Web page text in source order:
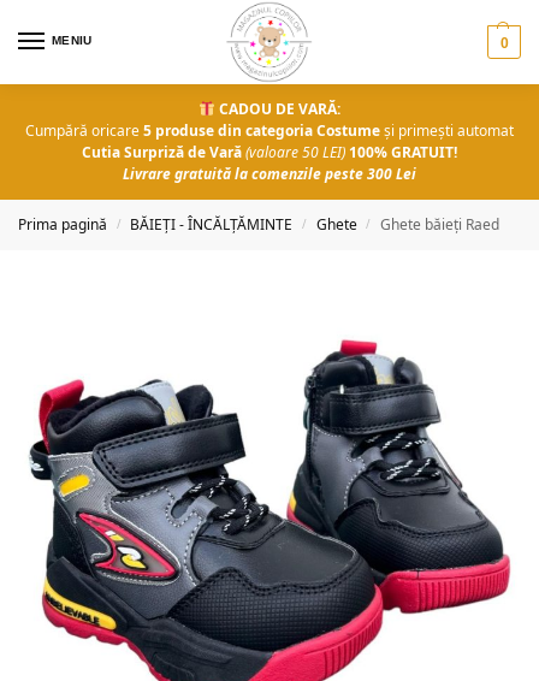
MENIU 0
CADOU DE VARĂ:
Cumpără oricare5 produse din categoria Costumeși primești automat
Cutia Surpriză de Vară(valoare 50 LEI) 100% GRATUIT!
Livrare gratuită la comenzile peste 300 Lei
Prima pagină / BĂIEȚI - ÎNCĂLȚĂMINTE / Ghete / Ghete băieți Raed